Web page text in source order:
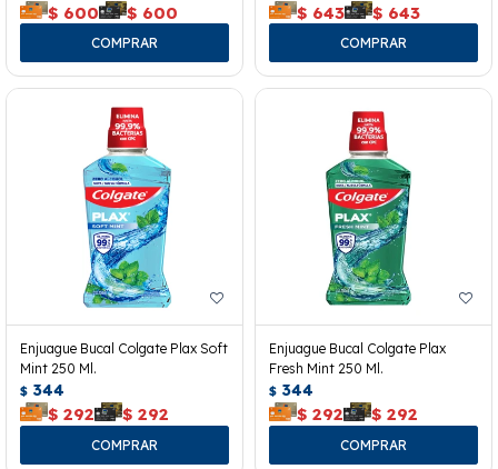
$ 600 $ 600 $ 643 $ 643
Enjuague Bucal Colgate Plax Soft
Mint 250 Ml.
$ 344
$ 292 $ 292
Enjuague Bucal Colgate Plax
Fresh Mint 250 Ml.
$ 344
$ 292 $ 292